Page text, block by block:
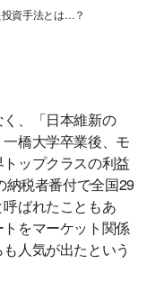
投資手法とは…？
、「日本維新の
橋大学卒業後、モ
ップクラスの利益
納税者番付で全国29
ばれたこともあ
をマーケット関係
人気が出たという